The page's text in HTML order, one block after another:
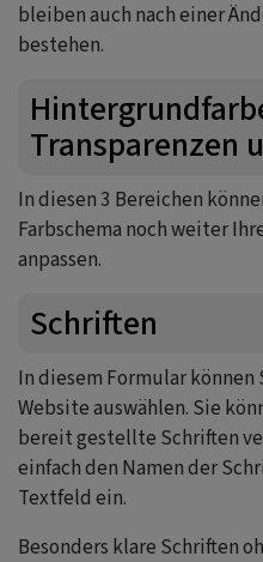
bleiben auch nach einer
bestehen.
Transparenzen
In diesen 3 Bereichen
Farbschema noch weiter
anpassen.
Schriften
In diesem Formular
Website auswählen. Sie
bereit gestellte Schriften
einfach den Namen der
Textfeld ein.
Besonders klare Schriften